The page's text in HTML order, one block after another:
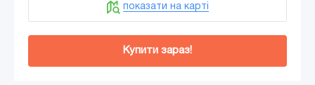
показати на карті
Купити зараз!